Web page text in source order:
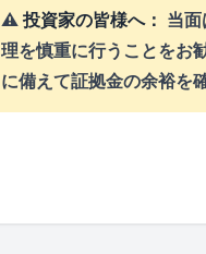
⚠️ 投資家の皆様へ： 当
理を慎重に行うことをお
に備えて証拠金の余裕を